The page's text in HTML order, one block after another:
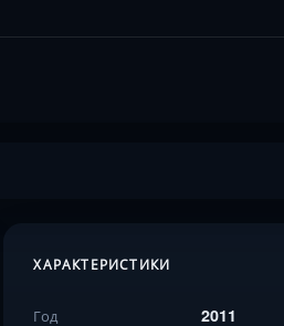
ХАРАКТЕРИСТИКИ
Год 2011